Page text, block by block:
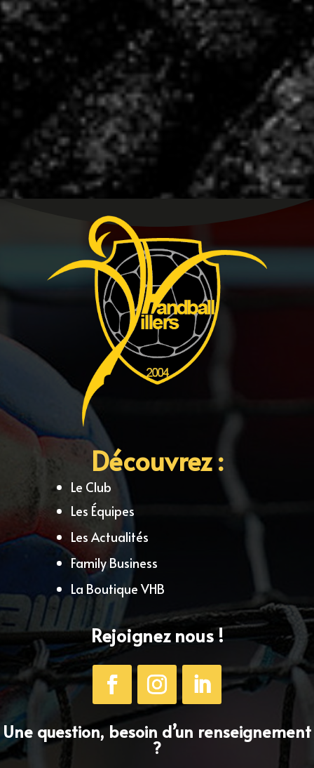
Découvrez :
Le Club
Les Équipes
Les Actualités
Family Business
La Boutique VHB
Rejoignez nous !
Une question, besoin d’un renseignement
?